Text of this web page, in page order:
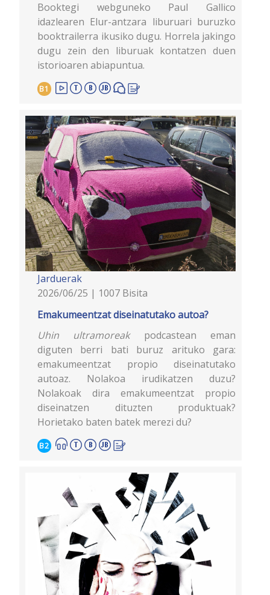
Booktegi webguneko Paul Gallico
idazlearen Elur-antzara liburuari buruzko
booktrailerra ikusiko dugu. Horrela jakingo
dugu zein den liburuak kontatzen duen
istorioaren abiapuntua.
B1
Jarduerak
2026/06/25 | 1007 Bisita
Emakumeentzat diseinatutako autoa?
Uhin ultramoreakpodcastean eman
diguten berri bati buruz arituko gara:
emakumeentzat propio diseinatutako
autoaz. Nolakoa irudikatzen duzu?
Nolakoak dira emakumeentzat propio
diseinatzen dituzten produktuak?
Horietako baten batek merezi du?
B2